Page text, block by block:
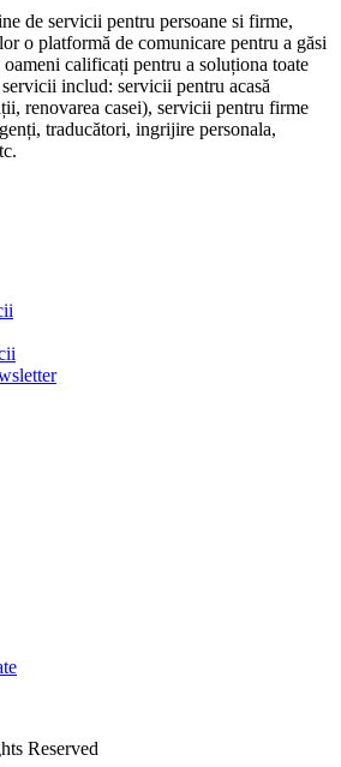
de servicii pentru persoane si firme,
o platformă de comunicare pentru a găsi
calificați pentru a soluționa toate
includ: servicii pentru acasă
renovarea casei), servicii pentru firme
traducători, ingrijire personala,
Reserved